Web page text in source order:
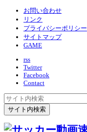
お問い合わせ
リンク
プライバシーポリシー
サイトマップ
GAME
rss
Twitter
Facebook
Contact